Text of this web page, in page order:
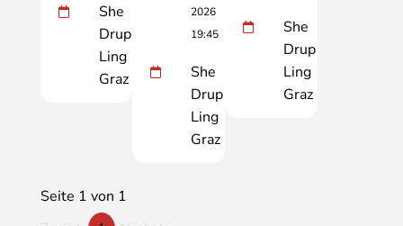
She
Drup
Ling
Graz
2026
19:45
She
Drup
Ling
Graz
She
Drup
Ling
Graz
Seite 1 von 1